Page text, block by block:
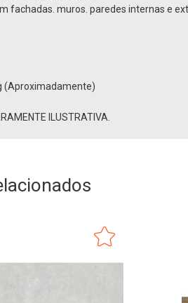
fachadas. muros. paredes internas e
(Aproximadamente)
ILUSTRATIVA.